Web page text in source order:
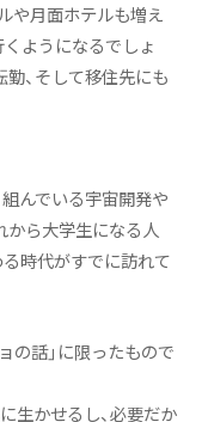
や月面ホテルも増え
くようになるでしょ
、そして移住先にも
んでいる宇宙開発や
から大学生になる人
る時代がすでに訪れて
の話」に限ったもので
生かせるし、必要だか